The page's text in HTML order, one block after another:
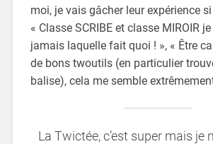
moi, je vais gâcher leur expérience
« Classe SCRIBE et classe MIROIR
jamais laquelle fait quoi ! », « Être
de bons twoutils (en particulier
balise), cela me semble
La Twictée, c’est super mais je